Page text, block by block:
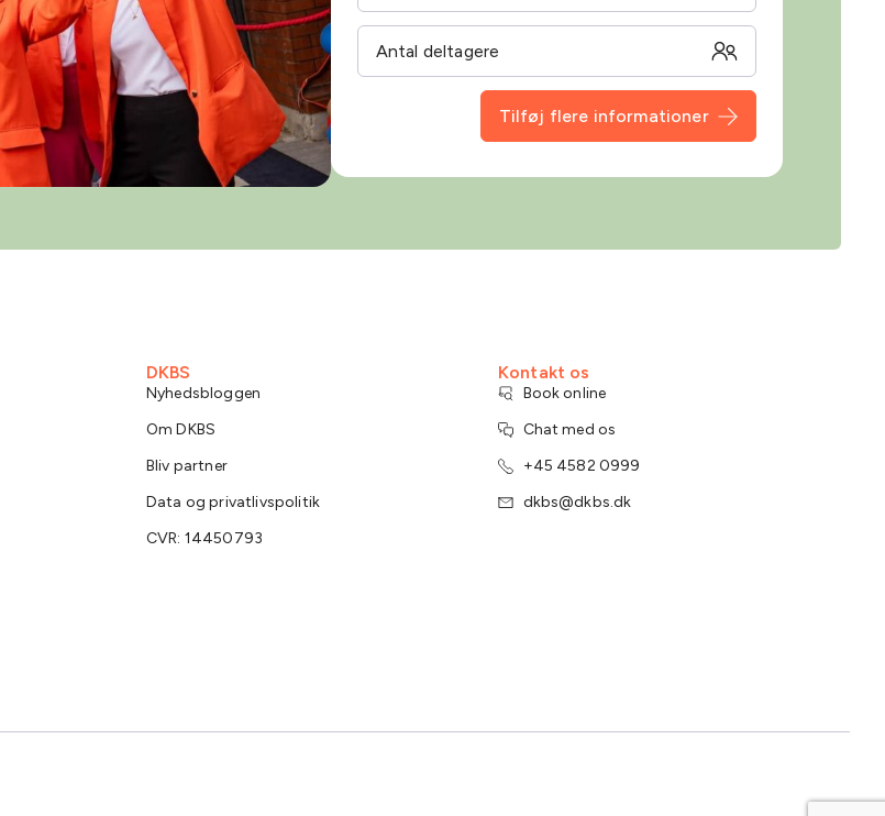
Tilføj flere informationer
DKBS
Nyhedsbloggen
Om DKBS
Bliv partner
Data og privatlivspolitik
CVR: 14450793
Kontakt os
Book online
Chat med os
+45 4582 0999
dkbs@dkbs.dk